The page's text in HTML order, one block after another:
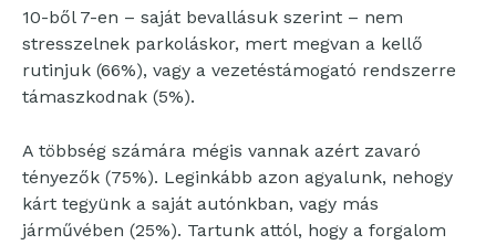
10-ből 7-en – saját bevallásuk szerint – nem
stresszelnek parkoláskor, mert megvan a kellő
rutinjuk (66%), vagy a vezetéstámogató rendszerre
támaszkodnak (5%).
A többség számára mégis vannak azért zavaró
tényezők (75%). Leginkább azon agyalunk, nehogy
kárt tegyünk a saját autónkban, vagy más
járművében (25%). Tartunk attól, hogy a forgalom